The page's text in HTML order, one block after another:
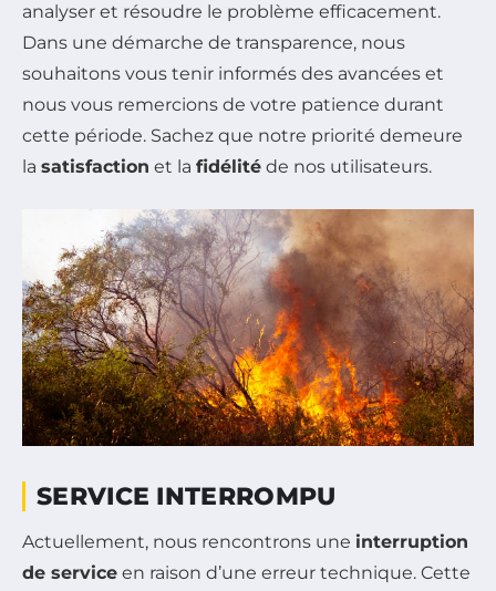
analyser et résoudre le problème efficacement.
Dans une démarche de transparence, nous
souhaitons vous tenir informés des avancées et
nous vous remercions de votre patience durant
cette période. Sachez que notre priorité demeure
la satisfaction et la fidélité de nos utilisateurs.
SERVICE INTERROMPU
Actuellement, nous rencontrons une interruption
de service en raison d’une erreur technique. Cette